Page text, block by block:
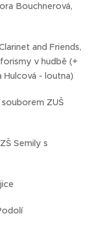
Bouchnerová,
and Friends,
v hudbě (+
Hulcová - loutna)
ZUŠ
Semily s